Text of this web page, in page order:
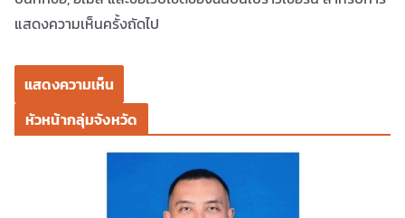
แสดงความเห็นครั้งถัดไป
หัวหน้ากลุ่มจังหวัด